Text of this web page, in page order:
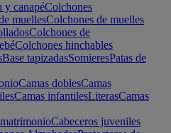
y canapéColchones
muellesColchones de muelles
Colchones de
Colchones hinchables
Base tapizadasSomieresPatas de
Camas doblesCamas
Camas infantilesLiterasCamas
Cabeceros juveniles